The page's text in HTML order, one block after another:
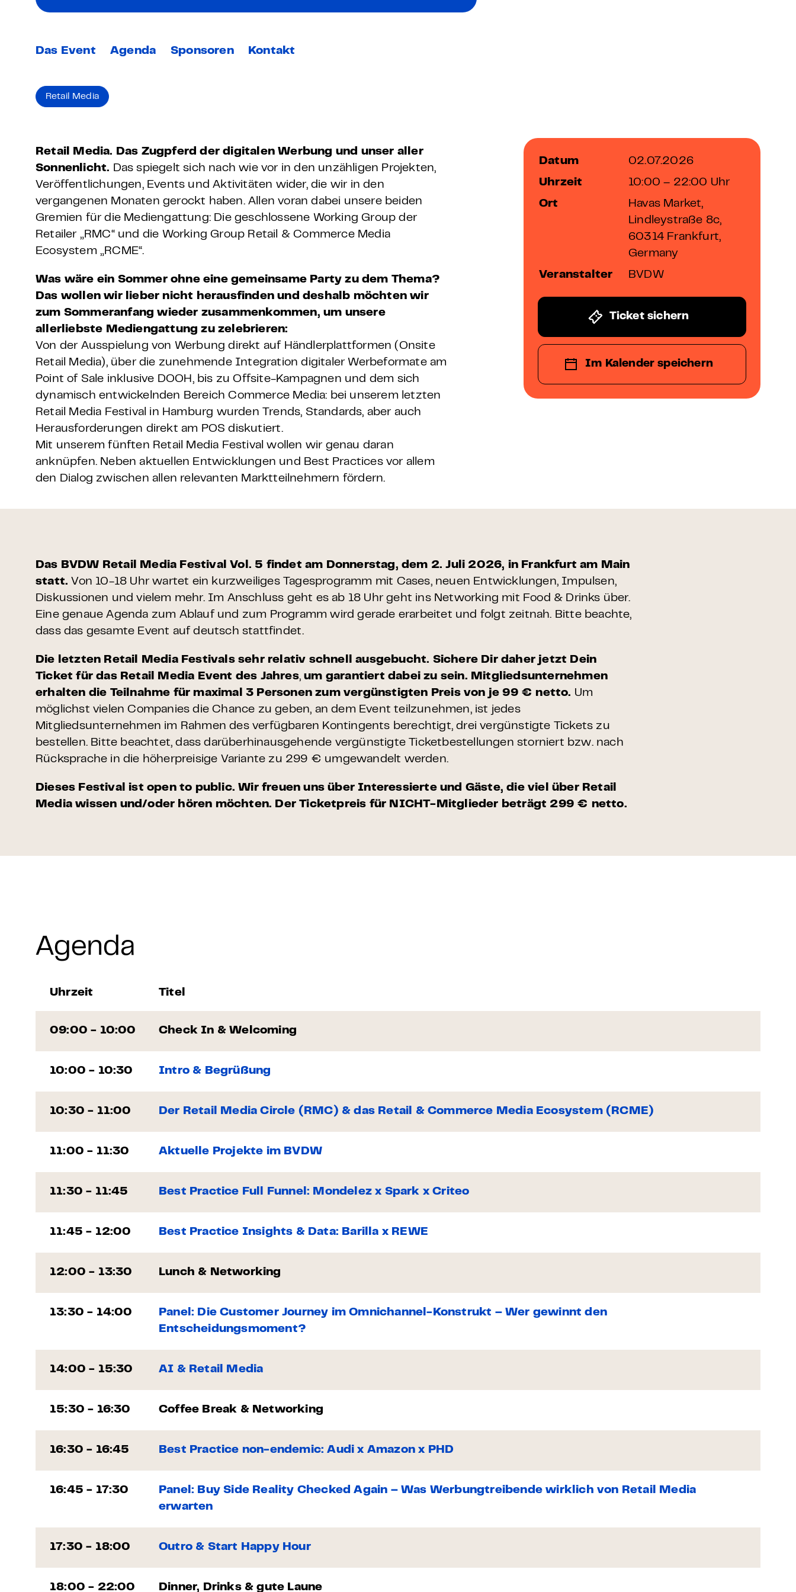
Weitere
Product Design Bootcamp
Das Event Agenda Sponsoren Kontakt
Retail Media
Retail Media. Das Zugpferd der digitalen Werbung und unser aller
Sonnenlicht. Das spiegelt sich nach wie vor in den unzähligen Projekten,
Veröffentlichungen, Events und Aktivitäten wider, die wir in den
vergangenen Monaten gerockt haben. Allen voran dabei unsere beiden
Gremien für die Mediengattung: Die geschlossene Working Group der
Retailer „RMC“ und die Working Group Retail & Commerce Media
Ecosystem „RCME“.
Was wäre ein Sommer ohne eine gemeinsame Party zu dem Thema?
Das wollen wir lieber nicht herausfinden und deshalb möchten wir
zum Sommeranfang wieder zusammenkommen, um unsere
allerliebste Mediengattung zu zelebrieren:
Von der Ausspielung von Werbung direkt auf Händlerplattformen (Onsite
Retail Media), über die zunehmende Integration digitaler Werbeformate am
Point of Sale inklusive DOOH, bis zu Offsite-Kampagnen und dem sich
dynamisch entwickelnden Bereich Commerce Media: bei unserem letzten
Retail Media Festival in Hamburg wurden Trends, Standards, aber auch
Herausforderungen direkt am POS diskutiert.
Mit unserem fünften Retail Media Festival wollen wir genau daran
anknüpfen. Neben aktuellen Entwicklungen und Best Practices vor allem
den Dialog zwischen allen relevanten Marktteilnehmern fördern.
Datum 02.07.2026
Uhrzeit 10:00 – 22:00 Uhr
Ort
Havas Market,
Lindleystraße 8c,
60314 Frankfurt,
Germany
Veranstalter BVDW
Ticket sichern
Im Kalender speichern
Das BVDW Retail Media Festival Vol. 5 findet am Donnerstag, dem 2. Juli 2026, in Frankfurt am Main
statt. Von 10-18 Uhr wartet ein kurzweiliges Tagesprogramm mit Cases, neuen Entwicklungen, Impulsen,
Diskussionen und vielem mehr. Im Anschluss geht es ab 18 Uhr geht ins Networking mit Food & Drinks über.
Eine genaue Agenda zum Ablauf und zum Programm wird gerade erarbeitet und folgt zeitnah. Bitte beachte,
dass das gesamte Event auf deutsch stattfindet.
Die letzten Retail Media Festivals sehr relativ schnell ausgebucht. Sichere Dir daher jetzt Dein
Ticket für das Retail Media Event des Jahres,um garantiert dabei zu sein. Mitgliedsunternehmen
erhalten die Teilnahme für maximal 3 Personen zum vergünstigten Preis von je 99 € netto. Um
möglichst vielen Companies die Chance zu geben, an dem Event teilzunehmen, ist jedes
Mitgliedsunternehmen im Rahmen des verfügbaren Kontingents berechtigt, drei vergünstigte Tickets zu
bestellen. Bitte beachtet, dass darüberhinausgehende vergünstigte Ticketbestellungen storniert bzw. nach
Rücksprache in die höherpreisige Variante zu 299 € umgewandelt werden.
Dieses Festival ist open to public. Wir freuen uns über Interessierte und Gäste, die viel über Retail
Media wissen und/oder hören möchten. Der Ticketpreis für NICHT-Mitglieder beträgt 299 € netto.
Agenda
Uhrzeit Titel
09:00 - 10:00 Check In & Welcoming
10:00 - 10:30 Intro & Begrüßung
10:30 - 11:00 Der Retail Media Circle (RMC) & das Retail & Commerce Media Ecosystem (RCME)
11:00 - 11:30 Aktuelle Projekte im BVDW
11:30 - 11:45 Best Practice Full Funnel: Mondelez x Spark x Criteo
11:45 - 12:00 Best Practice Insights & Data: Barilla x REWE
12:00 - 13:30 Lunch & Networking
13:30 - 14:00
Panel: Die Customer Journey im Omnichannel-Konstrukt – Wer gewinnt den
Entscheidungsmoment?
14:00 - 15:30 AI & Retail Media
15:30 - 16:30 Coffee Break & Networking
16:30 - 16:45 Best Practice non-endemic: Audi x Amazon x PHD
16:45 - 17:30
Panel: Buy Side Reality Checked Again – Was Werbungtreibende wirklich von Retail Media
erwarten
17:30 - 18:00 Outro & Start Happy Hour
18:00 - 22:00 Dinner, Drinks & gute Laune